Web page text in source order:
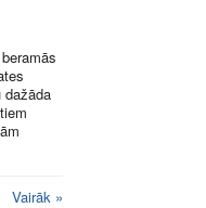
Vairāk »